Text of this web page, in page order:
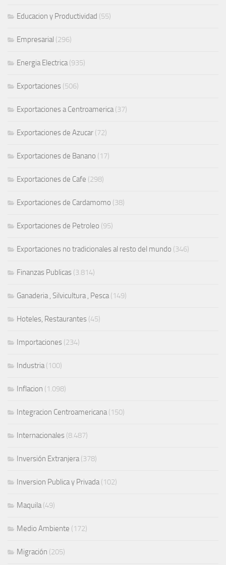
Educacion y Productividad (55)
Empresarial (296)
Energia Electrica(935)
Exportaciones (506)
Exportaciones a Centroamerica(37)
Exportaciones de Azucar (72)
Exportaciones de Banano (17)
Exportaciones de Cafe (298)
Exportaciones de Cardamomo (38)
Exportaciones de Petroleo (95)
Exportaciones no tradicionales al resto del mundo (346)
Finanzas Publicas (3.814)
Ganaderia , Silvicultura , Pesca(149)
Hoteles, Restaurantes (45)
Importaciones (234)
Industria(100)
Inflacion (1.098)
Integracion Centroamericana(150)
Internacionales (8.487)
Inversión Extranjera(378)
Inversion Publica y Privada(102)
Maquila(49)
Medio Ambiente (172)
Migración (205)